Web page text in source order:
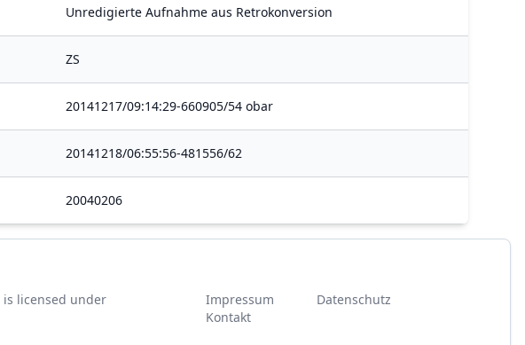
Unredigierte Aufnahme aus Retrokonversion
ZS
20141217/09:14:29-660905/54 obar
20141218/06:55:56-481556/62
20040206
is licensed under
Impressum
Datenschutz
Kontakt